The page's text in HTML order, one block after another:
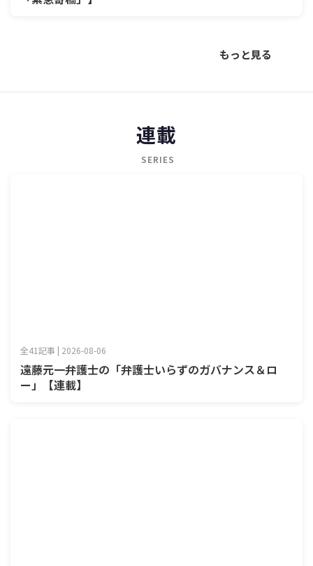
もっと見る
連載
SERIES
全41記事 | 2026-08-06
遠藤元一弁護士の「弁護士いらずのガバナンス＆ロ
ー」【連載】